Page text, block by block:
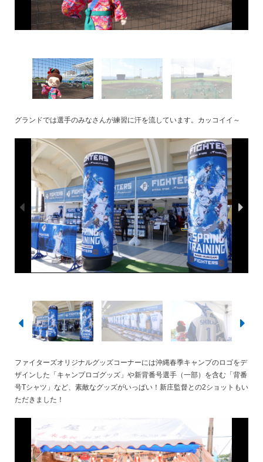
グランドでは選手のみなさんが練習に汗を流しています。カッコイイ～
ファイターズオリジナルグッズコーナーには沖縄春季キャンプのロゴをデ
ザインした「キャンプロゴグッズ」や新背番号選手（一部）を含む「背番
号Tシャツ」など、素敵なグッズがいっぱい！新庄監督との2ショットもい
ただきました！